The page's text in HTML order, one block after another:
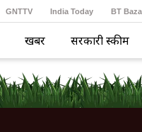
GNTTV India Today BT
खबरें सरकारी स्कीम